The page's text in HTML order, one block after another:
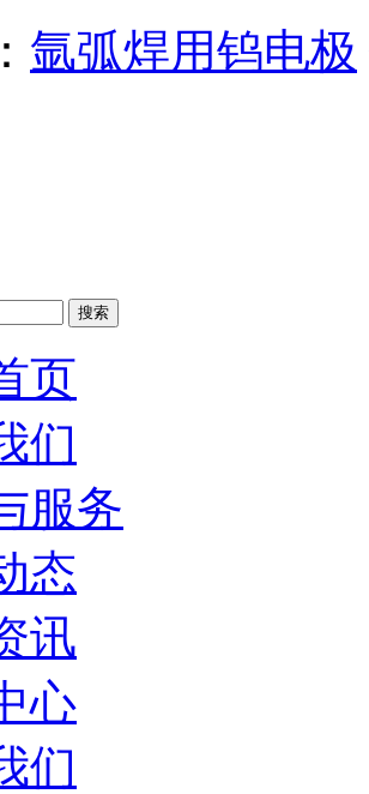
氩弧焊用钨电极
页
们
服务
态
讯
心
们